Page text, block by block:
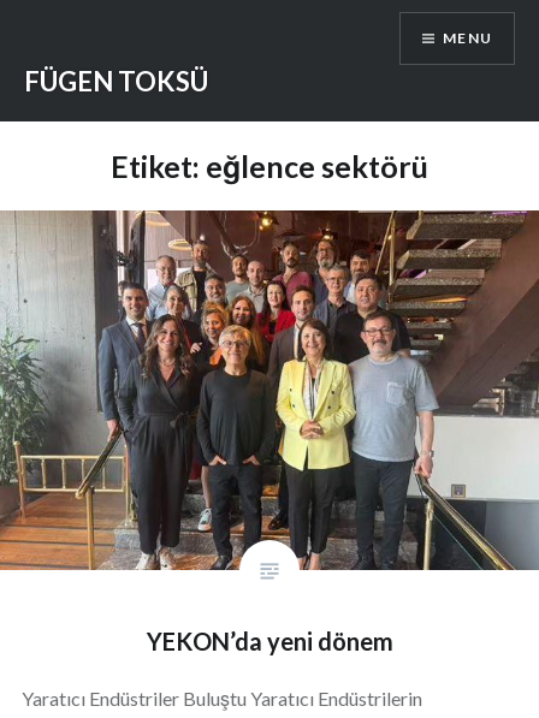
content
FÜGEN TOKSÜ
MENU
Etiket: eğlence sektörü
YEKON’da yeni dönem
Yaratıcı Endüstriler Buluştu Yaratıcı Endüstrilerin